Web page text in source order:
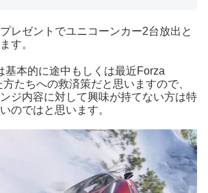
レゼントでユニコーンカー2台放出と
す。
基本的に途中もしくは最近Forza
たちへの救済策だと思いますので、
ジ内容に対して興味が持てない方は特
のではと思います。